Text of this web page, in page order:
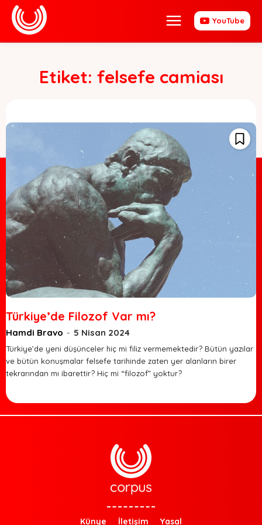
YouTube
Etiket: felsefe camiası
Türkiye’de Filozof Var mı?
Hamdi Bravo - 5 Nisan 2024
Türkiye’de yeni düşünceler hiç mi filiz vermemektedir? Bütün yazılar
ve bütün konuşmalar felsefe tarihinde zaten yer alanların birer
tekrarından mı ibarettir? Hiç mi “filozof” yoktur?
Künye İletişim Yasal